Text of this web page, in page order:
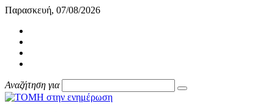
Παρασκευή, 07/08/2026
Αναζήτηση για